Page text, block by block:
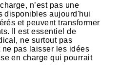
n’est pas une
disponibles aujourd'hui
et peuvent transformer
Il est essentiel de
ne surtout pas
pas laisser les idées
en charge qui pourrait